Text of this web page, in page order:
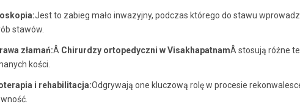
Jest to zabieg mało inwazyjny, podczas którego do stawu
stawów.
złamań:Â Chirurdzy ortopedyczni w VisakhapatnamÂ stosują różne
kości.
i rehabilitacja:Odgrywają one kluczową rolę w procesie